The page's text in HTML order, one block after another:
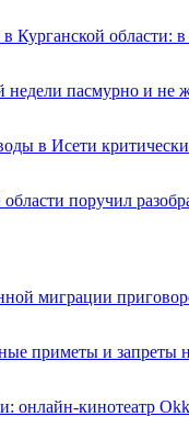
в Курганской
пасмурно и не
в Исети
поручил
миграции
приметы и запреты
онлайн-кинотеатр